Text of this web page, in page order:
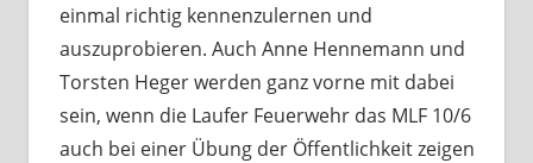
einmal richtig kennenzulernen und
auszuprobieren. Auch Anne Hennemann und
Torsten Heger werden ganz vorne mit dabei
sein, wenn die Laufer Feuerwehr das MLF 10/6
auch bei einer Übung der Öffentlichkeit zeigen